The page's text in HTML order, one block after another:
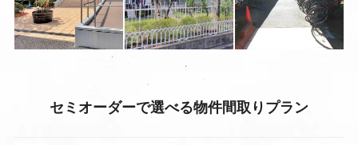
セミオーダーで選べる物件間取りプラン